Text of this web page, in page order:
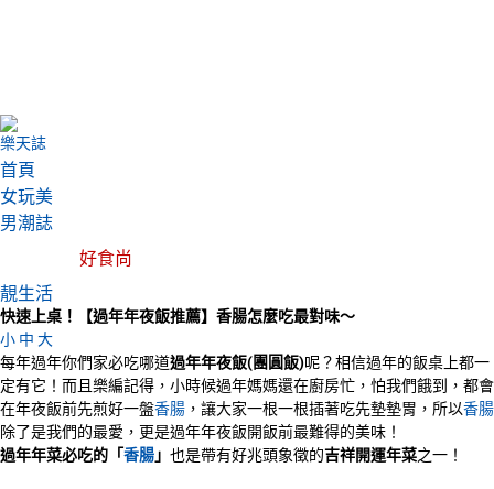
樂天誌
首頁
女玩美
男潮誌
好食尚
靚生活
快速上桌！【過年年夜飯推薦】香腸怎麼吃最對味～
小 中 大
每年過年你們家必吃哪道過年年夜飯(團圓飯)呢？相信過年的飯桌上都一
定有它！而且樂編記得，小時候過年媽媽還在廚房忙，怕我們餓到，都會
在年夜飯前先煎好一盤香腸 ，讓大家一根一根插著吃先墊墊胃，所以香腸
除了是我們的最愛，更是過年年夜飯開飯前最難得的美味！
過年年菜必吃的「香腸」 也是帶有好兆頭象徵的吉祥開運年菜之一！